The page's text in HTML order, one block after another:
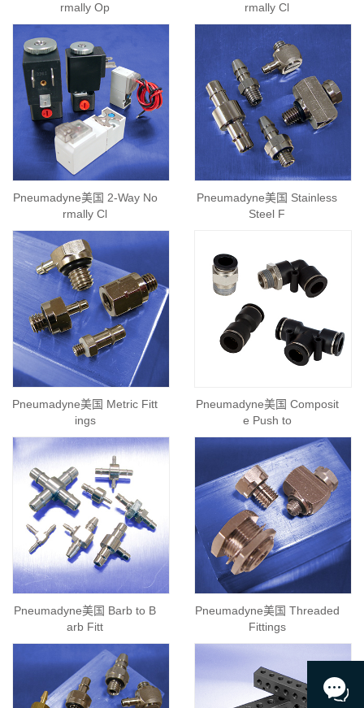
rmally Op
rmally Cl
Pneumadyne美国 2-Way No
rmally Cl
Pneumadyne美国 Stainless
Steel F
Pneumadyne美国 Metric Fitt
ings
Pneumadyne美国 Composit
e Push to
Pneumadyne美国 Barb to B
arb Fitt
Pneumadyne美国 Threaded
Fittings